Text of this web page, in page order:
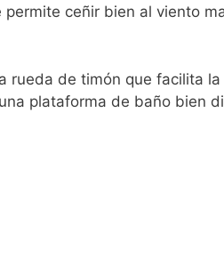
permite ceñir bien al viento
rueda de timón que facilita
plataforma de baño bien